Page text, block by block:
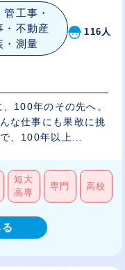
工事・
・不動産
・測量
116人
100年のその先へ。
な仕事にも果敢に挑
、100年以上...
短大
高専
専門 高校